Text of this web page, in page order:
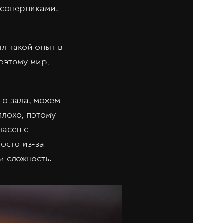
такой опыт в
мир,
зала, можем
потому
с
из-за
сложность.